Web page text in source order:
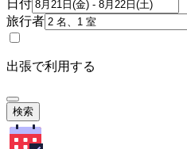
日付
旅行者
出張で利用する
検索